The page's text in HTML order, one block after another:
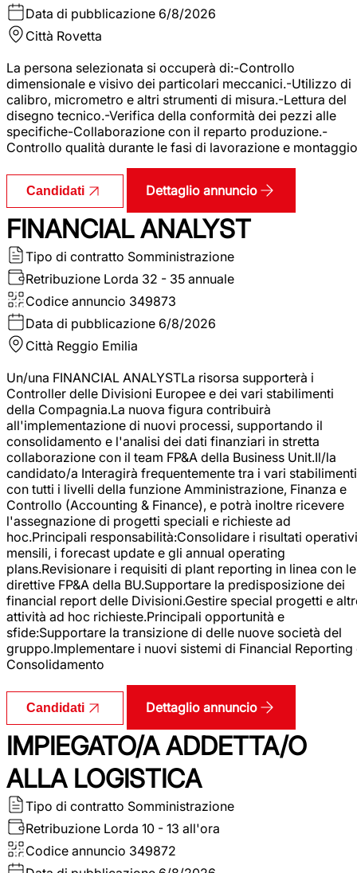
Data di pubblicazione 6/8/2026
Città Rovetta
La persona selezionata si occuperà di:-Controllo
dimensionale e visivo dei particolari meccanici.-Utilizzo di
calibro, micrometro e altri strumenti di misura.-Lettura del
disegno tecnico.-Verifica della conformità dei pezzi alle
specifiche-Collaborazione con il reparto produzione.-
Controllo qualità durante le fasi di lavorazione e
Candidati Dettaglio annuncio
FINANCIAL ANALYST
Tipo di contratto Somministrazione
Retribuzione Lorda 32 - 35 annuale
Codice annuncio 349873
Data di pubblicazione 6/8/2026
Città Reggio Emilia
Un/una FINANCIAL ANALYSTLa risorsa supporterà i
Controller delle Divisioni Europee e dei vari stabilimenti
della Compagnia.La nuova figura contribuirà
all'implementazione di nuovi processi, supportando il
consolidamento e l'analisi dei dati finanziari in stretta
collaborazione con il team FP&A della Business Unit.Il/la
candidato/a Interagirà frequentemente tra i vari stabilimenti
con tutti i livelli della funzione Amministrazione, Finanza e
Controllo (Accounting & Finance), e potrà inoltre ricevere
l'assegnazione di progetti speciali e richieste ad
hoc.Principali responsabilità:Consolidare i risultati operativi
mensili, i forecast update e gli annual operating
plans.Revisionare i requisiti di plant reporting in linea con le
direttive FP&A della BU.Supportare la predisposizione dei
financial report delle Divisioni.Gestire special progetti e
attività ad hoc richieste.Principali opportunità e
sfide:Supportare la transizione di delle nuove società del
gruppo.Implementare i nuovi sistemi di Financial Reporting
Consolidamento
Candidati Dettaglio annuncio
IMPIEGATO/A ADDETTA/O
ALLA LOGISTICA
Tipo di contratto Somministrazione
Retribuzione Lorda 10 - 13 all'ora
Codice annuncio 349872